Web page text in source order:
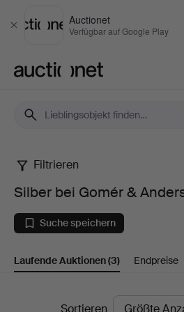
Schließen
Auctionet
Verfügbar auf Google Play
Silber
bei
Gomér
&
Filtrieren
Silber bei Gomér &
Suche speichern
Laufende Auktionen(3) Endpreise
LaufendeSortieren